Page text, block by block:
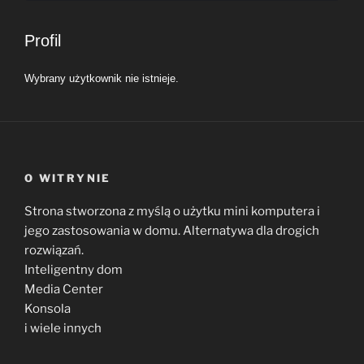
Profil
Wybrany użytkownik nie istnieje.
O WITRYNIE
Strona stworzona z myślą o użytku mini komputera i
jego zastosowania w domu. Alternatywa dla drogich
rozwiązań.
Inteligentny dom
Media Center
Konsola
i wiele innych